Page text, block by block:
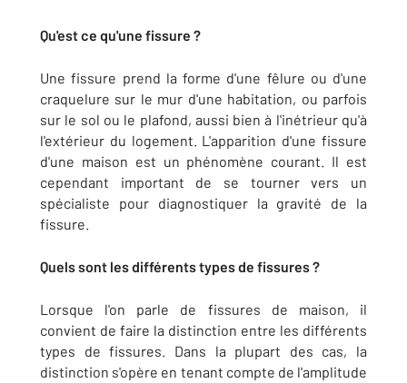
Qu'est ce qu'une fissure ?
Une fissure prend la forme d'une fêlure ou d'une
craquelure sur le mur d'une habitation, ou parfois
sur le sol ou le plafond, aussi bien à l'inétrieur qu'à
l'extérieur du logement. L'apparition d'une fissure
d'une maison est un phénomène courant. Il est
cependant important de se tourner vers un
spécialiste pour diagnostiquer la gravité de la
fissure.
Quels sont les différents types de fissures ?
Lorsque l'on parle de fissures de maison, il
convient de faire la distinction entre les différents
types de fissures. Dans la plupart des cas, la
distinction s'opère en tenant compte de l'amplitude